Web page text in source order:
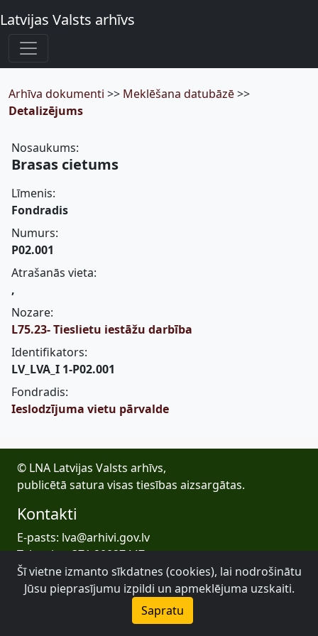
Latvijas Valsts arhīvs
Arhīva dokumenti >> Meklēšana datubāzē>>
Detalizējums
Nosaukums:
Brasas cietums
Līmenis:
Fondradis
Numurs:
P02.001
Atrašanās vieta:
,
Nozare:
L75.23- Tieslietu iestāžu darbība
Identifikators:
LV_LVA_I 1-P02.001
Fondradis:
Ieslodzījuma vietu pārvalde
© LNA Latvijas Valsts arhīvs,
publicētā satura visas tiesības aizsargātas.
Kontakti
E-pasts: lva@arhivi.gov.lv
Tālrunis: +371 20027447
Bezdelīgu 1A, Rīga
Latvijas Valsts arhīvs
Šī vietne izmanto sīkdatnes (cookies), lai nodrošinātu
Jūsu pieprasījumu izpildi un apmeklējuma uzskaiti.
Sapratu